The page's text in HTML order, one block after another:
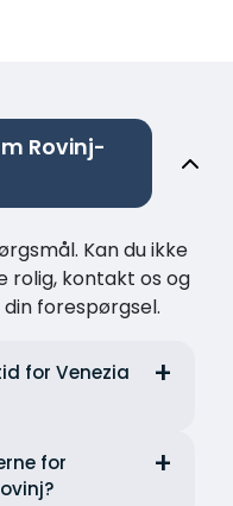
Rovinj-
Kan du ikke
rolig, kontakt os og
forespørgsel.
for Venezia
for